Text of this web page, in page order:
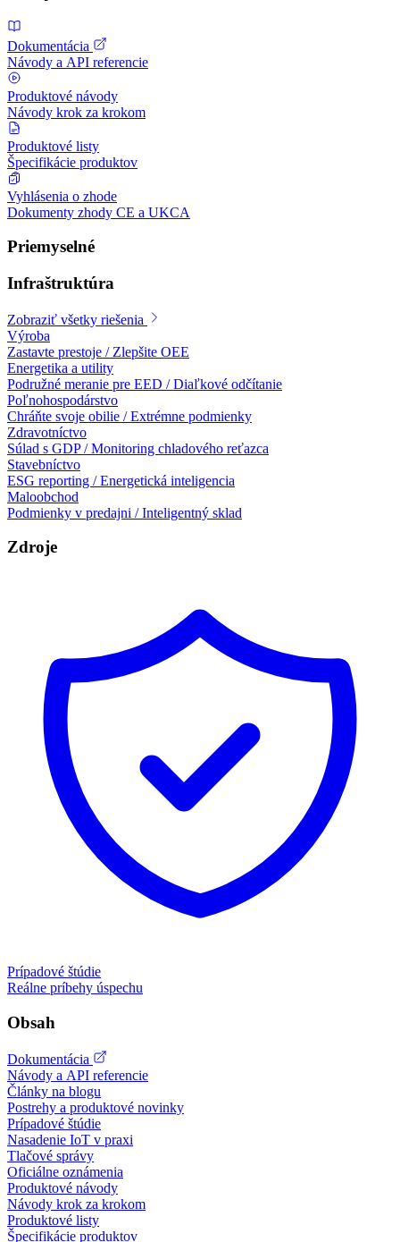
Dokumentácia
Návody a API referencie
Produktové návody
Návody krok za krokom
Produktové listy
Špecifikácie produktov
Vyhlásenia o zhode
Dokumenty zhody CE a UKCA
Priemyselné
Infraštruktúra
Zobraziť všetky riešenia
Výroba
Zastavte prestoje / Zlepšite OEE
Energetika a utility
Podružné meranie pre EED / Diaľkové odčítanie
Poľnohospodárstvo
Chráňte svoje obilie / Extrémne podmienky
Zdravotníctvo
Súlad s GDP / Monitoring chladového reťazca
Stavebníctvo
ESG reporting / Energetická inteligencia
Maloobchod
Podmienky v predajni / Inteligentný sklad
Zdroje
Prípadové štúdie
Reálne príbehy úspechu
Obsah
Dokumentácia
Návody a API referencie
Články na blogu
Postrehy a produktové novinky
Prípadové štúdie
Nasadenie IoT v praxi
Tlačové správy
Oficiálne oznámenia
Produktové návody
Návody krok za krokom
Produktové listy
Špecifikácie produktov